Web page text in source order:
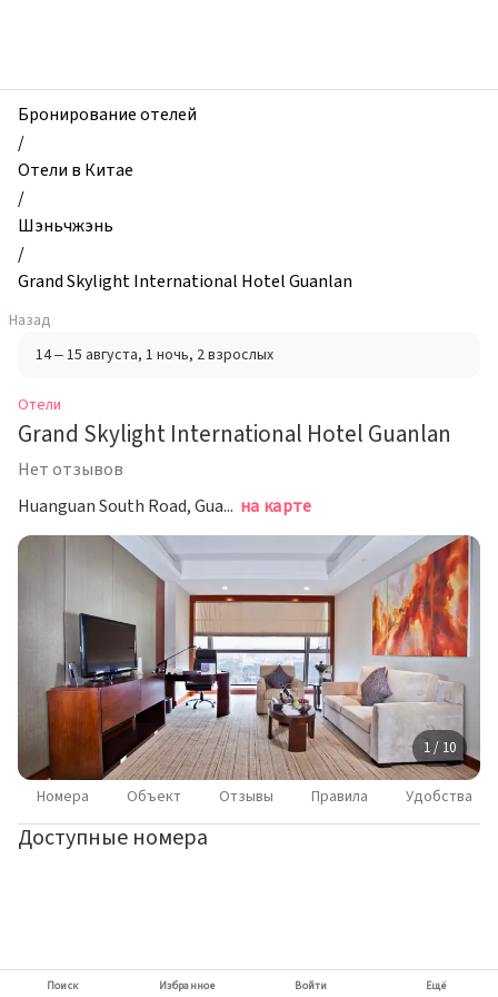
Grand
Skylight
International
Hotel
Guanlan,
Шэньчжэнь,
Китай
Бронирование отелей
/
Отели в Китае
/
Шэньчжэнь
/
Grand Skylight International Hotel Guanlan
Назад
14 – 15 августа, 1 ночь, 2 взрослых
Отели
Grand Skylight International Hotel Guanlan
Нет отзывов
Huanguan South Road, Guanlan Avenue, Шэньчжэнь на карте
1 / 10
Номера Объект Отзывы Правила Удобства
Доступные номера
Поиск Избранное Войти Ещё